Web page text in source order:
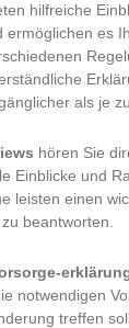
hilfreiche
ermöglichen es
als je
hören Sie
Einblicke und
leisten einen
beantworten.
notwendigen
treffen